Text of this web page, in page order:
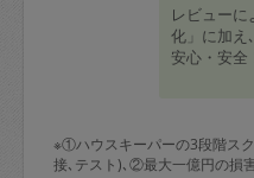
レビューに
化」に加え
安心・安全
※①ハウスキーパーの3段階ス
接､テスト)､②最大一億円の損